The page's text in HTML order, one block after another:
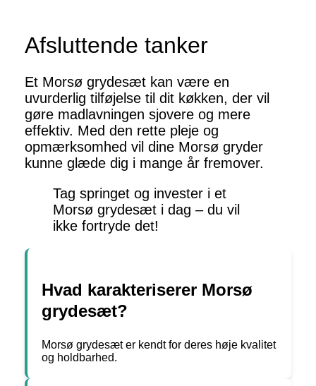
Afsluttende tanker
Et Morsø grydesæt kan være en
uvurderlig tilføjelse til dit køkken, der vil
gøre madlavningen sjovere og mere
effektiv. Med den rette pleje og
opmærksomhed vil dine Morsø gryder
kunne glæde dig i mange år fremover.
Tag springet og invester i et
Morsø grydesæt i dag – du vil
ikke fortryde det!
Hvad karakteriserer Morsø
grydesæt?
Morsø grydesæt er kendt for deres høje kvalitet
og holdbarhed.